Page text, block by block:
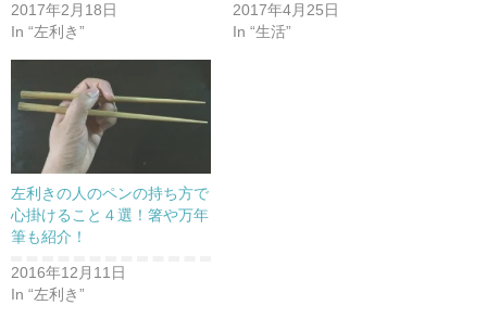
2017年2月18日
In “左利き”
2017年4月25日
In “生活”
左利きの人のペンの持ち方で
心掛けること４選！箸や万年
筆も紹介！
2016年12月11日
In “左利き”